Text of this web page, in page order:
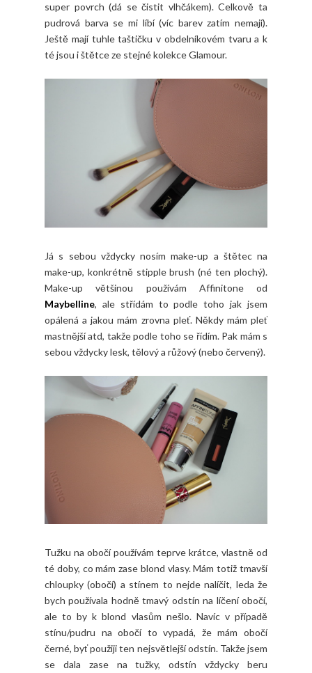
super povrch (dá se čistit vlhčákem). Celkově ta
pudrová barva se mi líbí (víc barev zatím nemají).
Ještě mají tuhle taštičku v obdelníkovém tvaru a k
té jsou i štětce ze stejné kolekce Glamour.
Já s sebou vždycky nosím make-up a štětec na
make-up, konkrétně stipple brush (né ten plochý).
Make-up většinou používám Affinitone od
Maybelline, ale střídám to podle toho jak jsem
opálená a jakou mám zrovna pleť. Někdy mám pleť
mastnější atd, takže podle toho se řídím. Pak mám s
sebou vždycky lesk, tělový a růžový (nebo červený).
Tužku na obočí používám teprve krátce, vlastně od
té doby, co mám zase blond vlasy. Mám totiž tmavší
chloupky (obočí) a stínem to nejde nalíčit, leda že
bych používala hodně tmavý odstín na líčení obočí,
ale to by k blond vlasům nešlo. Navíc v případě
stínu/pudru na obočí to vypadá, že mám obočí
černé, byť použiji ten nejsvětlejší odstín. Takže jsem
se dala zase na tužky, odstín vždycky beru